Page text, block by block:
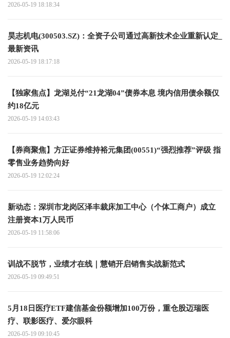
2026-05-19 18:18:34
昊志机电(300503.SZ)：全资子公司通过高新技术企业重新认定_
最新资讯
2026-05-19 18:17:18
【独家焦点】龙湖兑付“21龙湖04”债券本息 境内信用债余额仅
约18亿元
2026-05-19 14:03:43
【券商聚焦】方正证券维持裕元集团(00551)“强烈推荐”评级 指
零售业务趋势向好
2026-05-19 12:02:24
新动态：深圳市龙岗区泽丰裁床加工中心（个体工商户）成立
注册资本1万人民币
2026-05-19 11:58:06
训战不脱节，业绩才在线｜慧销开启销售实战新范式
2026-05-19 09:49:51
5月18日医疗ETF建信基金份额增加100万份，重仓股迈瑞医
疗、联影医疗、爱尔眼科
2026-05-19 09:10:45